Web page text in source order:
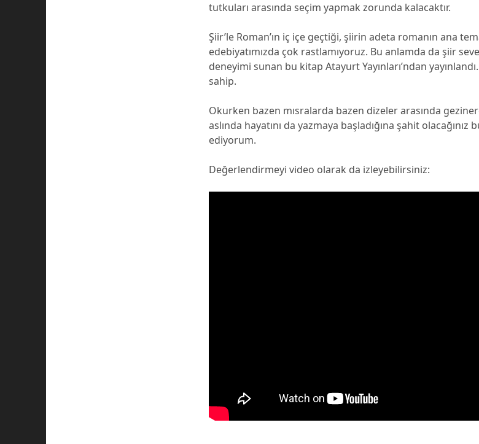
tutkuları arasında seçim yapmak zorunda kalacaktır.
Şiir’le Roman’ın iç içe geçtiği, şiirin adeta romanın ana
edebiyatımızda çok rastlamıyoruz. Bu anlamda da şiir
deneyimi sunan bu kitap Atayurt Yayınları’ndan
sahip.
Okurken bazen mısralarda bazen dizeler arasında
aslında hayatını da yazmaya başladığına şahit olacağınız
ediyorum.
Değerlendirmeyi video olarak da izleyebilirsiniz: